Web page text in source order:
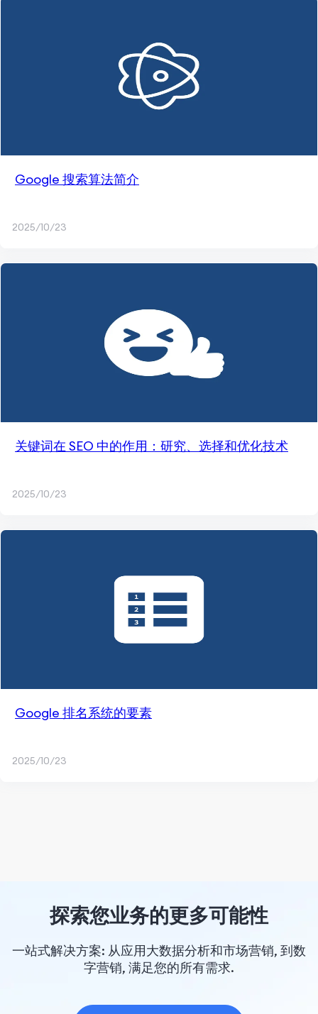
Google 搜索算法简介
2025/10/23
关键词在 SEO 中的作用：研究、选择和优化技术
2025/10/23
Google 排名系统的要素
2025/10/23
探索您业务的更多可能性
一站式解决方案: 从应用大数据分析和市场营销, 到数
字营销, 满足您的所有需求.